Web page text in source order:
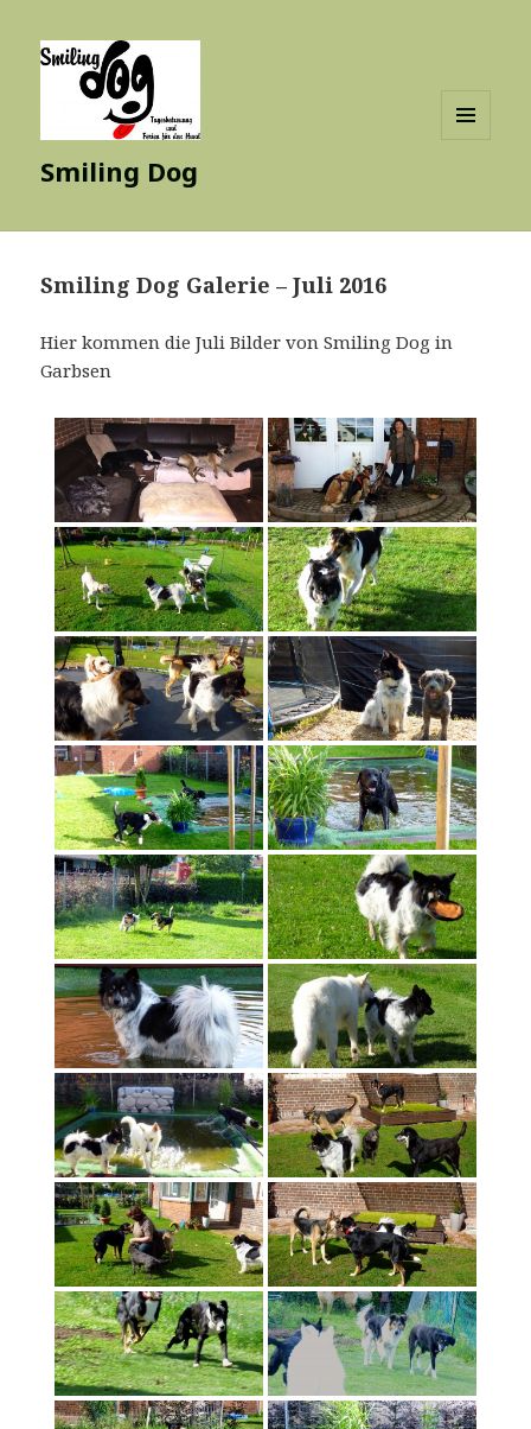
Smiling Dog
Smiling Dog Galerie – Juli 2016
Hier kommen die Juli Bilder von Smiling Dog in
Garbsen